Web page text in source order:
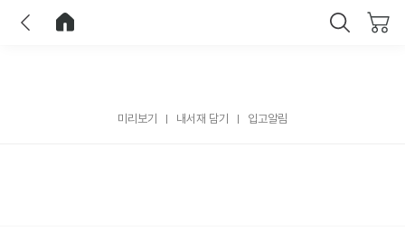
미리보기 내서재 담기 입고알림